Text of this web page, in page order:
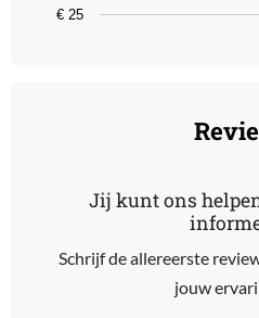
€ 25
Jij kunt ons
Schrijf de allereerste
jouw